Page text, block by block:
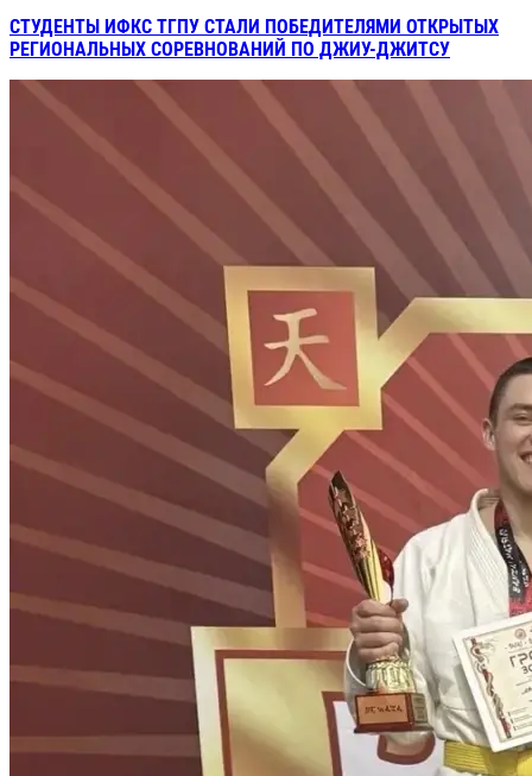
СТУДЕНТЫ ИФКС ТГПУ СТАЛИ ПОБЕДИТЕЛЯМИ ОТКРЫТЫХ
РЕГИОНАЛЬНЫХ СОРЕВНОВАНИЙ ПО ДЖИУ-ДЖИТСУ